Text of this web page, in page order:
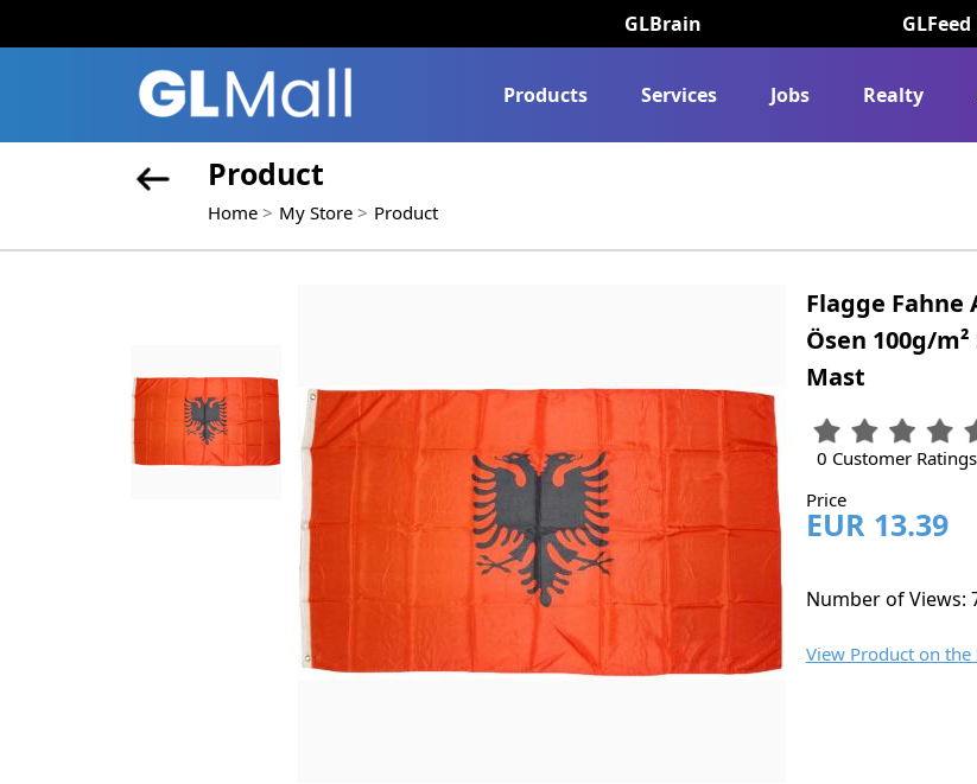
GLBrain GLFeed
Products Services Jobs Realty
Product
Home My Store Product
Flagge Fahne
Ösen 100g/
Mast
0 Customer Ratings
Price
EUR 13.39
Number of Views:
View Product on the